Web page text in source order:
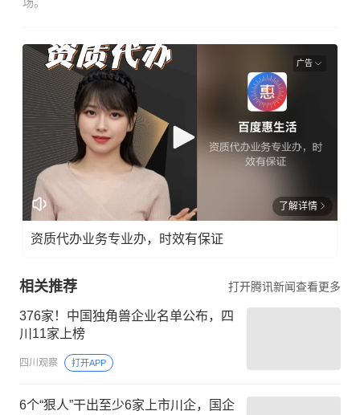
广告
了解详情
资质代办业务专业办，时效有保证
相关推荐 打开腾讯新闻查看更多
376家！中国独角兽企业名单公布，四
川11家上榜
四川观察 打开APP
6个“狠人”干出至少6家上市川企，国企